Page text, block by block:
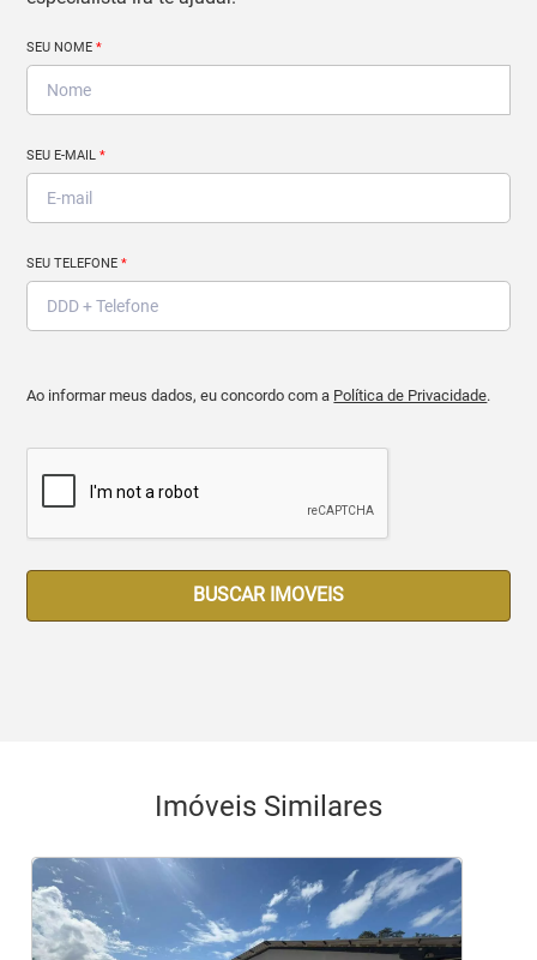
SEU NOME*
SEU E-MAIL*
SEU TELEFONE*
Ao informar meus dados, eu concordo com a Política de Privacidade.
BUSCAR IMOVEIS
Imóveis Similares